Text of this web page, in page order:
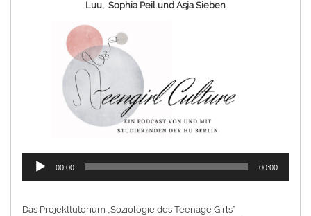
Luu, Sophia Peil und Asja Sieben
Audio-
Player
00:00 00:00
Das Projekttutorium „Soziologie des Teenage Girls“